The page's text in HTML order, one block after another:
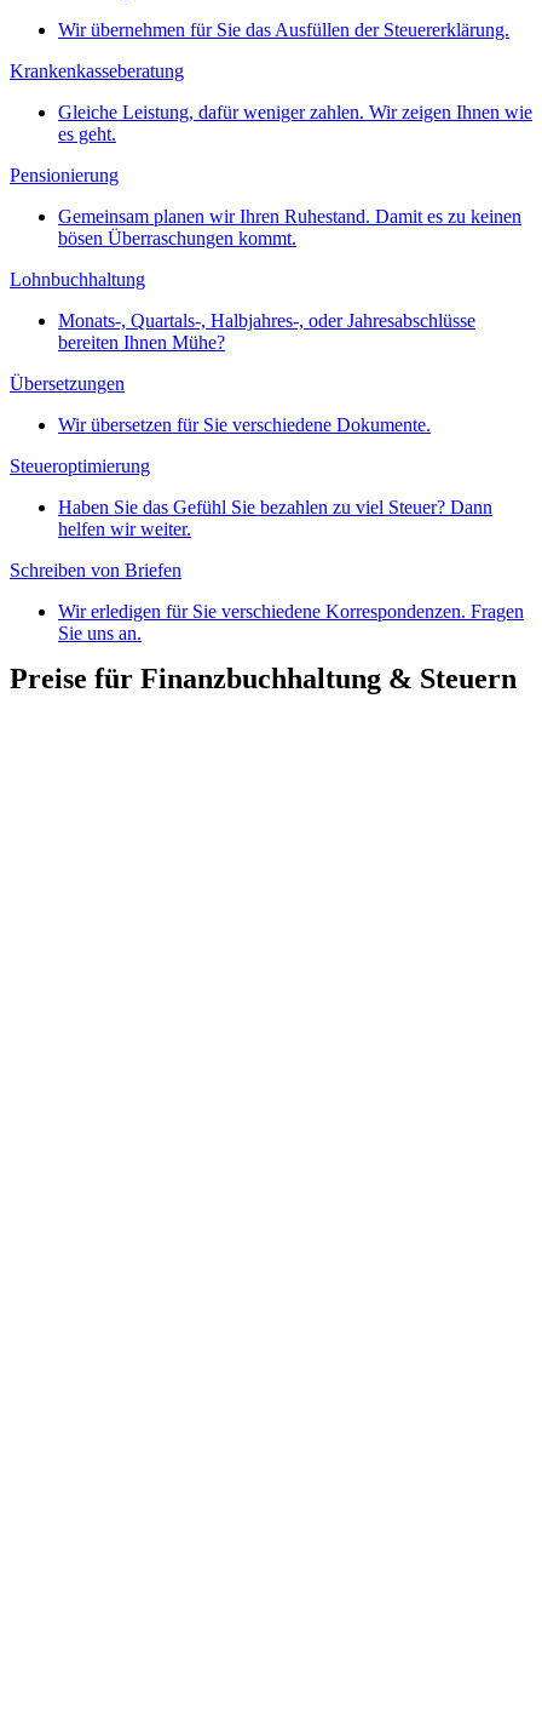
Wir übernehmen für Sie das Ausfüllen der Steuererklärung.
Krankenkasseberatung
Gleiche Leistung, dafür weniger zahlen. Wir zeigen Ihnen wie
es geht.
Pensionierung
Gemeinsam planen wir Ihren Ruhestand. Damit es zu keinen
bösen Überraschungen kommt.
Lohnbuchhaltung
Monats-, Quartals-, Halbjahres-, oder Jahresabschlüsse
bereiten Ihnen Mühe?
Übersetzungen
Wir übersetzen für Sie verschiedene Dokumente.
Steueroptimierung
Haben Sie das Gefühl Sie bezahlen zu viel Steuer? Dann
helfen wir weiter.
Schreiben von Briefen
Wir erledigen für Sie verschiedene Korrespondenzen. Fragen
Sie uns an.
Preise für Finanzbuchhaltung & Steuern